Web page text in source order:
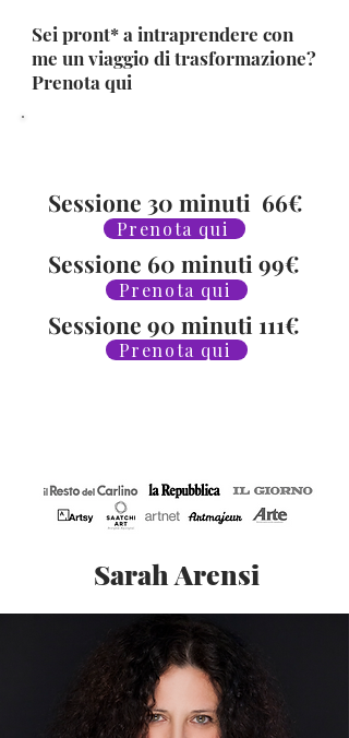
Sei pront* a intraprendere con
me un viaggio di trasformazione?
Prenota qui
Sessione 30 minuti 66€
Sessione 60 minuti 99€
Sessione 90 minuti 111€
Prenota qui
Prenota qui
Prenota qui
Sarah Arensi